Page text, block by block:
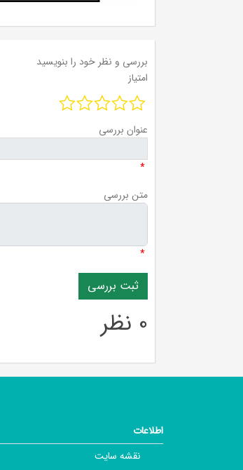
بررسی و نظر خود را بنویسید
امتیاز
عنوان بررسی
*
متن بررسی
*
0 نظر
اطلاعات
نقشه سایت